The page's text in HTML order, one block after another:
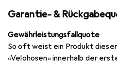
Garantie- &
Gewährleistungsfallquote
So oft weist ein Produkt
«Velohosen» innerhalb der